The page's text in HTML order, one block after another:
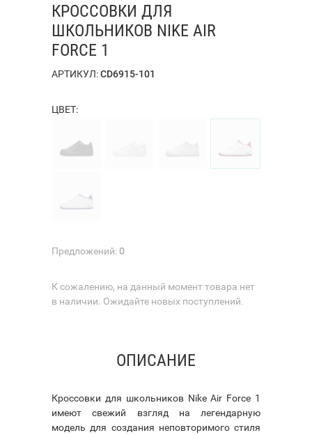
КРОССОВКИ ДЛЯ
ШКОЛЬНИКОВ NIKE AIR
FORCE 1
АРТИКУЛ:CD6915-101
ЦВЕТ:
Предложений:0
К сожалению, на данный момент товара нет
в наличии. Ожидайте новых поступлений.
ОПИСАНИЕ
Кроссовки для школьников Nike Air Force 1
имеют свежий взгляд на легендарную
модель для создания неповторимого стиля